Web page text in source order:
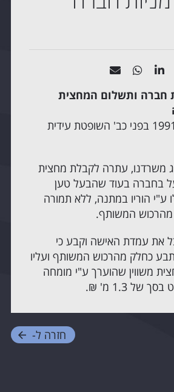
חברה ותשלום המחצית
תמ"ש 19912-01-16 בפני כב' השופטת עידית
משרדנו, עתרה לקבלת מחצית
בחברה בעוד שהבעל טען
ע"י הוריו במתנה, ללא תמורה
מהרכוש המשותף.
את עמדת האישה וקבע כי
כחלק מהרכוש המשותף ועליו
משווין שהוערך ע"י מומחה
של 1.3 מ' ₪.
חזרה ל-